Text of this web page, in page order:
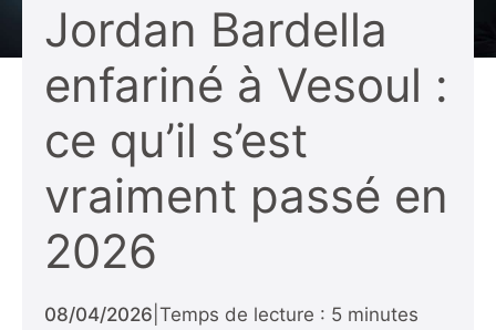
Jordan Bardella
enfariné à Vesoul :
ce qu’il s’est
vraiment passé en
2026
08/04/2026 Temps de lecture : 5 minutes